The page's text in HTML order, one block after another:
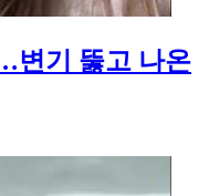
변기 뚫고 나온